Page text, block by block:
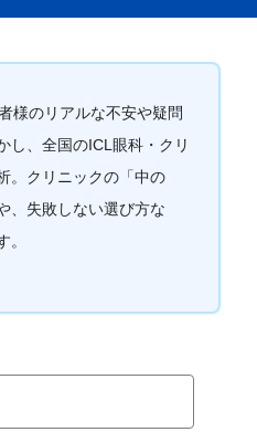
様のリアルな不安や疑問
し、全国のICL眼科・クリ
。クリニックの「中の
、失敗しない選び方な